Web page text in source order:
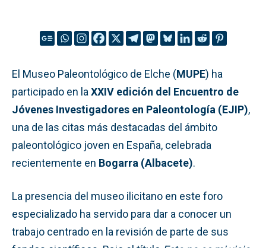
El Museo Paleontológico de Elche (MUPE) ha
participado en la XXIV edición del Encuentro de
Jóvenes Investigadores en Paleontología (EJIP),
una de las citas más destacadas del ámbito
paleontológico joven en España, celebrada
recientemente en Bogarra (Albacete).
La presencia del museo ilicitano en este foro
especializado ha servido para dar a conocer un
trabajo centrado en la revisión de parte de sus